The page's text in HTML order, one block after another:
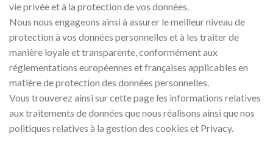
vie privée et à la protection de vos données.
Nous nous engageons ainsi à assurer le meilleur niveau de
protection à vos données personnelles et à les traiter de
manière loyale et transparente, conformément aux
réglementations européennes et françaises applicables en
matière de protection des données personnelles.
Vous trouverez ainsi sur cette page les informations relatives
aux traitements de données que nous réalisons ainsi que nos
politiques relatives à la gestion des cookies et Privacy.